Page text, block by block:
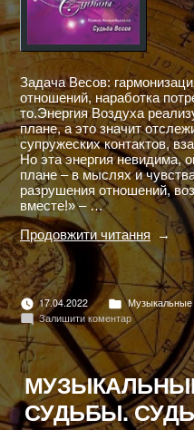
Задача Весов:
отношений, наработка
то.Энергия Воздуха
плане, а это значит
супружеских контактов,
Но эта энергия невидима,
плане – в мыслях и
разрушения отношений,
вместе!» – …
Продовжити читання
17.04.2022
Опубліковано
в
Залишити коментардо
КРЫЛЬЯ
СУДЬБЫ.
СУДЬБА
ВЕСОВ
СУДЬБЫ.